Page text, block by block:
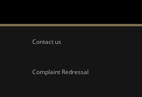
Contact us
Complaint Redressal